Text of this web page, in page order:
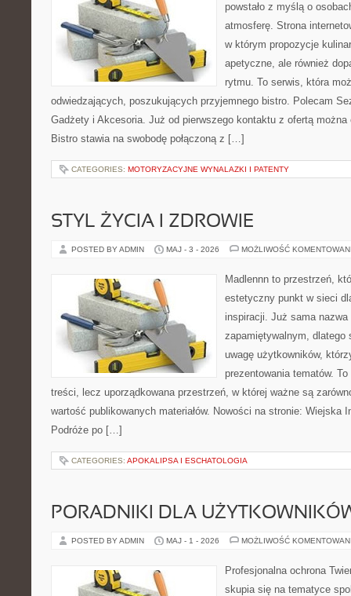
powstało z myślą o
atmosferę. Strona
w którym propozycje
apetyczne, ale również
rytmu. To serwis, która
odwiedzających, poszukujących przyjemnego bistro. Polecam
Gadżety i Akcesoria. Już od pierwszego kontaktu z ofertą
Bistro stawia na swobodę połączoną z […]
CATEGORIES: MOTORYZACYJNE WYNALAZKI I PATENTY
STYL ŻYCIA I ZDROWIE
POSTED BY ADMIN MAJ - 3 - 2026 MOŻLIWOŚĆ
Madlennn to przestrzeń,
estetyczny punkt w sieci
inspiracji. Już sama
zapamiętywalnym, dlatego
uwagę użytkowników,
prezentowania tematów.
treści, lecz uporządkowana przestrzeń, w której ważne są
wartość publikowanych materiałów. Nowości na stronie: Wiejska
Podróże po […]
CATEGORIES: APOKALIPSA I ESCHATOLOGIA
PORADNIKI DLA
POSTED BY ADMIN MAJ - 1 - 2026 MOŻLIWOŚĆ
Profesjonalna ochrona
skupia się na tematyce